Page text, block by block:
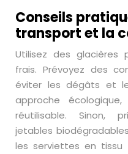
Conseils
transport et la
Utilisez des glacières
frais. Prévoyez des
éviter les dégâts et
approche
réutilisable. Sinon,
jetables
les serviettes en